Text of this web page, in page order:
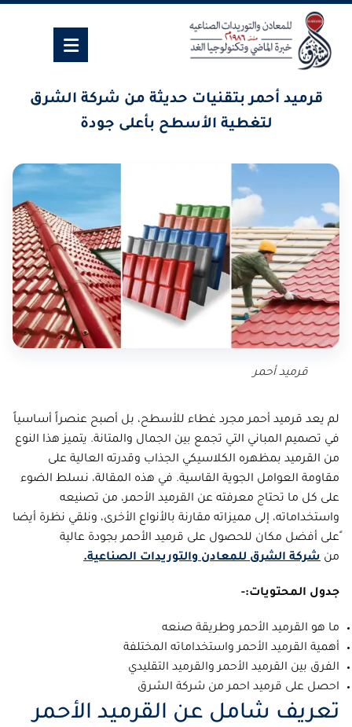
قرميد أحمر بتقنيات حديثة من شركة الشرق
لتغطية الأسطح بأعلى جودة
قرميد أحمر
لم يعد قرميد أحمر مجرد غطاء للأسطح، بل أصبح عنصراً أساسياً
في تصميم المباني التي تجمع بين الجمال والمتانة. يتميز هذا النوع
من القرميد بمظهره الكلاسيكي الجذاب وقدرته العالية على
مقاومة العوامل الجوية القاسية. في هذه المقالة، نسلط الضوء
على كل ما تحتاج معرفته عن القرميد الأحمر، من تصنيعه
واستخداماته، إلى مميزاته مقارنة بالأنواع الأخرى، ونلقي نظرة أيضا
ًعلى أفضل مكان للحصول على قرميد الأحمر بجودة عالية
من شركة الشرق للمعادن والتوريدات الصناعية.
جدول المحتويات:-
ما هو القرميد الأحمر وطريقة صنعه
أهمية القرميد الأحمر واستخداماته المختلفة
الفرق بين القرميد الأحمر والقرميد التقليدي
احصل على قرميد احمر من شركة الشرق
تعريف شامل عن القرميد الأحمر